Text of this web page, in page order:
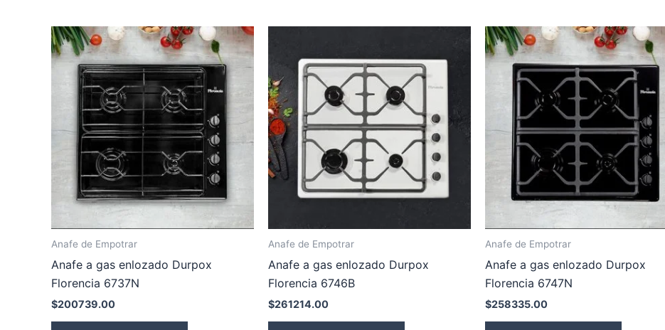
Anafe de Empotrar
Anafe a gas enlozado Durpox
Florencia 6737N
$200739.00
Anafe de Empotrar
Anafe a gas enlozado Durpox
Florencia 6746B
$261214.00
Anafe de Empotrar
Anafe a gas enlozado Durpox
Florencia 6747N
$258335.00